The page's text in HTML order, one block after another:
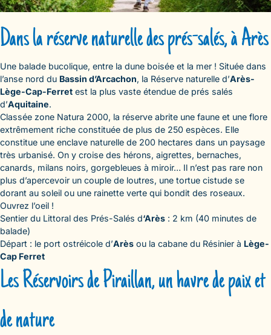
Dans la réserve naturelle des prés-salés, à Arès
Une balade bucolique, entre la dune boisée et la mer ! Située dans
l’anse nord du Bassin d’Arcachon, la Réserve naturelle d’Arès-
Lège-Cap-Ferret est la plus vaste étendue de prés salés
d’Aquitaine.
Classée zone Natura 2000, la réserve abrite une faune et une flore
extrêmement riche constituée de plus de 250 espèces. Elle
constitue une enclave naturelle de 200 hectares dans un paysage
très urbanisé. On y croise des hérons, aigrettes, bernaches,
canards, milans noirs, gorgebleues à miroir… Il n’est pas rare non
plus d’apercevoir un couple de loutres, une tortue cistude se
dorant au soleil ou une rainette verte qui bondit des roseaux.
Ouvrez l’oeil !
Sentier du Littoral des Prés-Salés d‘Arès : 2 km (40 minutes de
balade)
Départ : le port ostréicole d’Arès ou la cabane du Résinier à Lège-
Cap Ferret
Les Réservoirs de Piraillan, un havre de paix et
de nature